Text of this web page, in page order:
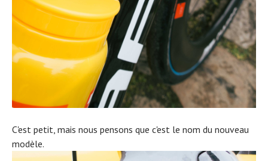
C'est petit, mais nous pensons que c'est le nom du nouveau
modèle.